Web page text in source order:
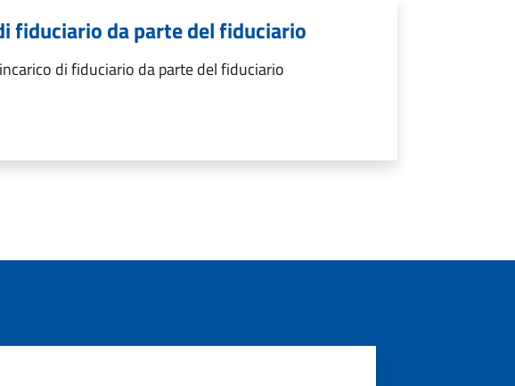
fiduciario da parte del fiduciario
di fiduciario da parte del fiduciario